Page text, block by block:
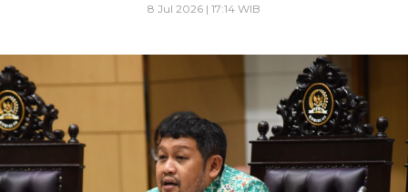
8 Jul 2026 | 17:14 WIB